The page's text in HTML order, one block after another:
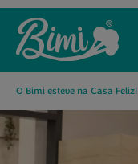
O Bimi esteve na Casa Feliz!